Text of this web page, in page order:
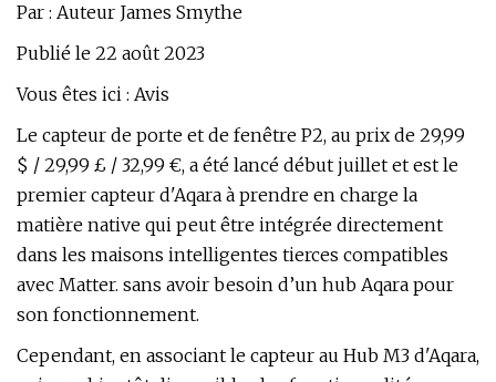
Par : Auteur James Smythe
Publié le 22 août 2023
Vous êtes ici : Avis
Le capteur de porte et de fenêtre P2, au prix de 29,99
$ / 29,99 £ / 32,99 €, a été lancé début juillet et est le
premier capteur d'Aqara à prendre en charge la
matière native qui peut être intégrée directement
dans les maisons intelligentes tierces compatibles
avec Matter. sans avoir besoin d’un hub Aqara pour
son fonctionnement.
Cependant, en associant le capteur au Hub M3 d'Aqara,